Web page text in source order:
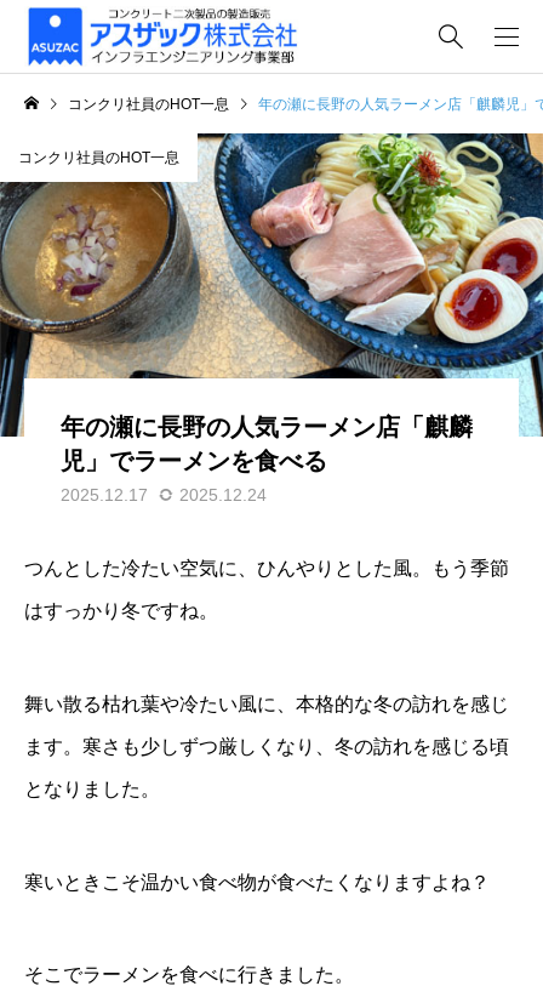
コンクリ社員のHOT一息 年の瀬に長野の人気ラーメン店「麒麟児」
コンクリ社員のHOT一息
年の瀬に長野の人気ラーメン店「麒麟
児」でラーメンを食べる
2025.12.17 2025.12.24
つんとした冷たい空気に、ひんやりとした風。もう季節
はすっかり冬ですね。
舞い散る枯れ葉や冷たい風に、本格的な冬の訪れを感じ
ます。寒さも少しずつ厳しくなり、冬の訪れを感じる頃
となりました。
寒いときこそ温かい食べ物が食べたくなりますよね？
そこでラーメンを食べに行きました。